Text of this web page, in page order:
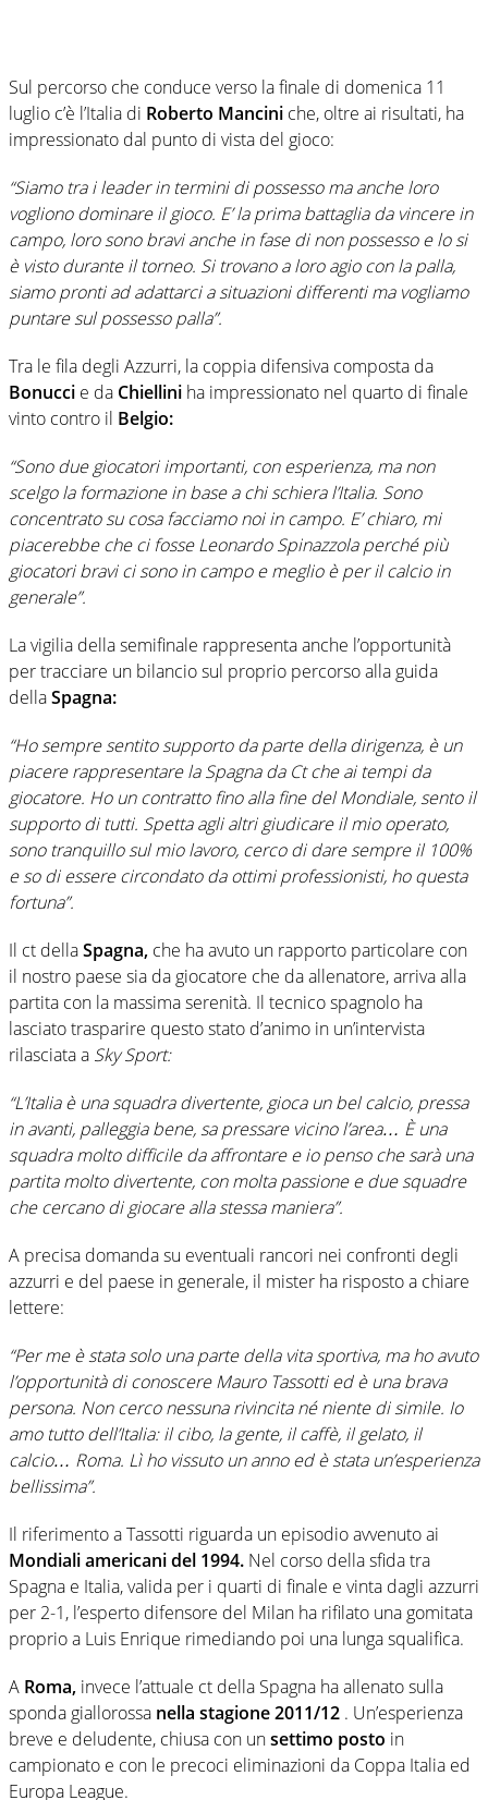
Sul percorso che conduce verso la finale di domenica 11
luglio c’è l’Italia di Roberto Mancini che, oltre ai risultati, ha
impressionato dal punto di vista del gioco:
“Siamo tra i leader in termini di possesso ma anche loro
vogliono dominare il gioco. E’ la prima battaglia da vincere in
campo, loro sono bravi anche in fase di non possesso e lo si
è visto durante il torneo. Si trovano a loro agio con la palla,
siamo pronti ad adattarci a situazioni differenti ma vogliamo
puntare sul possesso palla”.
Tra le fila degli Azzurri, la coppia difensiva composta da
Bonucci e da Chiellini ha impressionato nel quarto di finale
vinto contro il Belgio:
“Sono due giocatori importanti, con esperienza, ma non
scelgo la formazione in base a chi schiera l’Italia. Sono
concentrato su cosa facciamo noi in campo. E’ chiaro, mi
piacerebbe che ci fosse Leonardo Spinazzola perché più
giocatori bravi ci sono in campo e meglio è per il calcio in
generale”.
La vigilia della semifinale rappresenta anche l’opportunità
per tracciare un bilancio sul proprio percorso alla guida
dellaSpagna:
“Ho sempre sentito supporto da parte della dirigenza, è un
piacere rappresentare la Spagna da Ct che ai tempi da
giocatore. Ho un contratto fino alla fine del Mondiale, sento il
supporto di tutti. Spetta agli altri giudicare il mio operato,
sono tranquillo sul mio lavoro, cerco di dare sempre il 100%
e so di essere circondato da ottimi professionisti, ho questa
fortuna”.
Il ct dellaSpagna, che ha avuto un rapporto particolare con
il nostro paese sia da giocatore che da allenatore, arriva alla
partita con la massima serenità. Il tecnico spagnolo ha
lasciato trasparire questo stato d’animo in un’intervista
rilasciata a Sky Sport:
“L’Italia è una squadra divertente, gioca un bel calcio, pressa
in avanti, palleggia bene, sa pressare vicino l’area… È una
squadra molto difficile da affrontare e io penso che sarà una
partita molto divertente, con molta passione e due squadre
che cercano di giocare alla stessa maniera”.
A precisa domanda su eventuali rancori nei confronti degli
azzurri e del paese in generale, il mister ha risposto a chiare
lettere:
“Per me è stata solo una parte della vita sportiva, ma ho avuto
l’opportunità di conoscere Mauro Tassotti ed è una brava
persona. Non cerco nessuna rivincita né niente di simile. Io
amo tutto dell’Italia: il cibo, la gente, il caffè, il gelato, il
calcio… Roma. Lì ho vissuto un anno ed è stata un’esperienza
bellissima”.
Il riferimento a Tassotti riguarda un episodio avvenuto ai
Mondiali americani del 1994. Nel corso della sfida tra
Spagna e Italia, valida per i quarti di finale e vinta dagli azzurri
per 2-1, l’esperto difensore del Milan ha rifilato una gomitata
proprio a Luis Enrique rimediando poi una lunga squalifica.
A Roma, invece l’attuale ct della Spagna ha allenato sulla
sponda giallorossa nella stagione 2011/12 . Un’esperienza
breve e deludente, chiusa con unsettimo posto in
campionato e con le precoci eliminazioni da Coppa Italia ed
Europa League.